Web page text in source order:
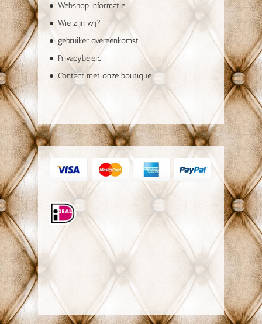
Webshop informatie
Wie zijn wij?
gebruiker overeenkomst
Privacybeleid
Contact met onze boutique